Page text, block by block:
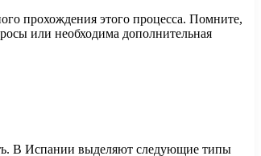
прохождения этого процесса. Помните,
или необходима дополнительная
В Испании выделяют следующие типы